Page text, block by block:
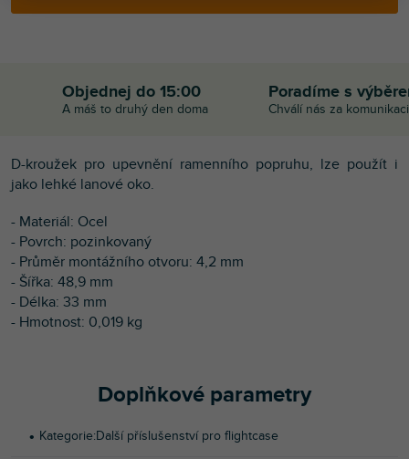
Objednej do 15:00
A máš to druhý den doma
Poradíme s
Chválí nás za komunikaci
D-kroužek pro upevnění ramenního popruhu, lze použít i
jako lehké lanové oko.
- Materiál: Ocel
- Povrch: pozinkovaný
- Průměr montážního otvoru: 4,2 mm
- Šířka: 48,9 mm
- Délka: 33 mm
- Hmotnost: 0,019 kg
Doplňkové parametry
Kategorie:Další příslušenství pro flightcase